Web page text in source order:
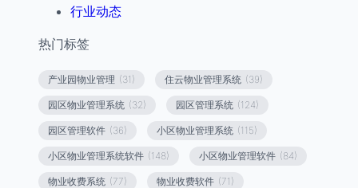
行业动态
热门标签
产业园物业管理 (31) 住云物业管理系统 (39)
园区物业管理系统 (32) 园区管理系统 (124)
园区管理软件 (36) 小区物业管理系统 (115)
小区物业管理系统软件 (148) 小区物业管理软件 (84)
物业收费系统 (77) 物业收费软件 (71)